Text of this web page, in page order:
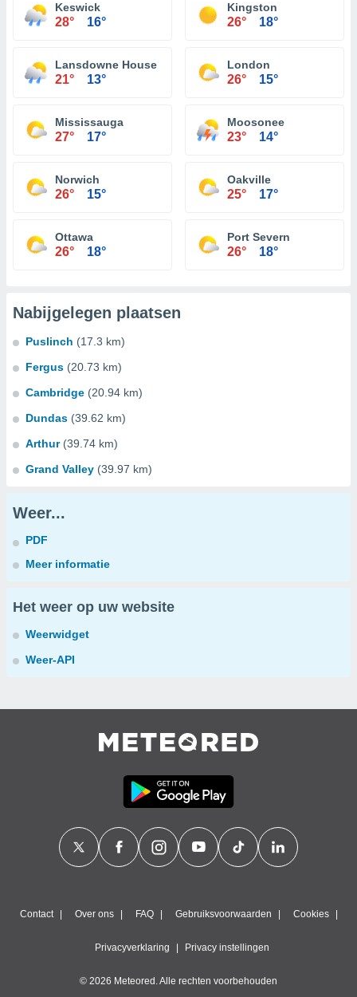
Keswick
28° 16°
Kingston
26° 18°
Lansdowne House
21° 13°
London
26° 15°
Mississauga
27° 17°
Moosonee
23° 14°
Norwich
26° 15°
Oakville
25° 17°
Ottawa
26° 18°
Port Severn
26° 18°
Nabijgelegen plaatsen
Puslinch (17.3 km)
Fergus (20.73 km)
Cambridge (20.94 km)
Dundas (39.62 km)
Arthur (39.74 km)
Grand Valley (39.97 km)
Weer...
PDF
Meer informatie
Het weer op uw website
Weerwidget
Weer-API
Contact Over ons FAQ Gebruiksvoorwaarden Cookies
Privacyverklaring Privacy instellingen
© 2026 Meteored. Alle rechten voorbehouden